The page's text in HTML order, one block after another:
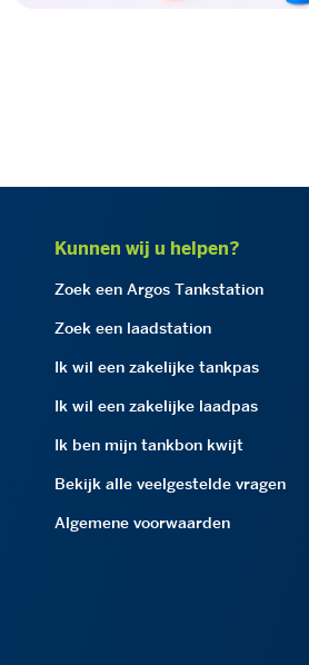
Kunnen wij u helpen?
Zoek een Argos Tankstation
Zoek een laadstation
Ik wil een zakelijke tankpas
Ik wil een zakelijke laadpas
Ik ben mijn tankbon kwijt
Bekijk alle veelgestelde vragen
Algemene voorwaarden